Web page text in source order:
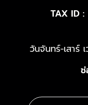
TAX ID :
วันจันทร์-เสาร์